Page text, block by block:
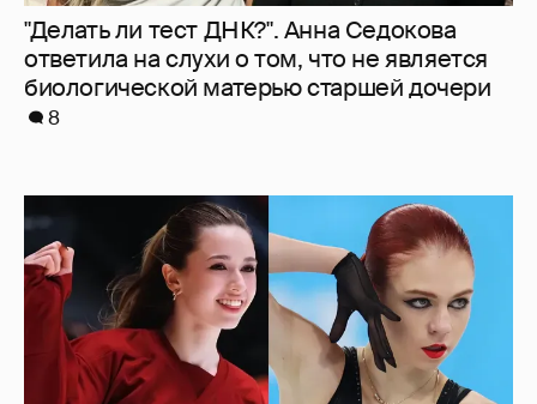
"Делать ли тест ДНК?". Анна Седокова
ответила на слухи о том, что не является
биологической матерью старшей дочери
8